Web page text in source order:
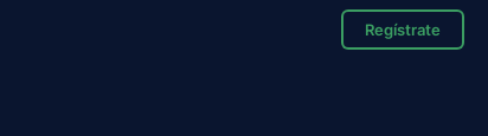
Regístrate